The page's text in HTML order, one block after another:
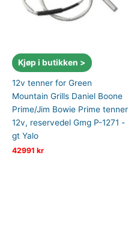
Kjøp i butikken >
12v tenner for Green
Mountain Grills Daniel Boone
Prime/Jim Bowie Prime tenner
12v, reservedel Gmg P-1271 -
gt Yalo
42991 kr